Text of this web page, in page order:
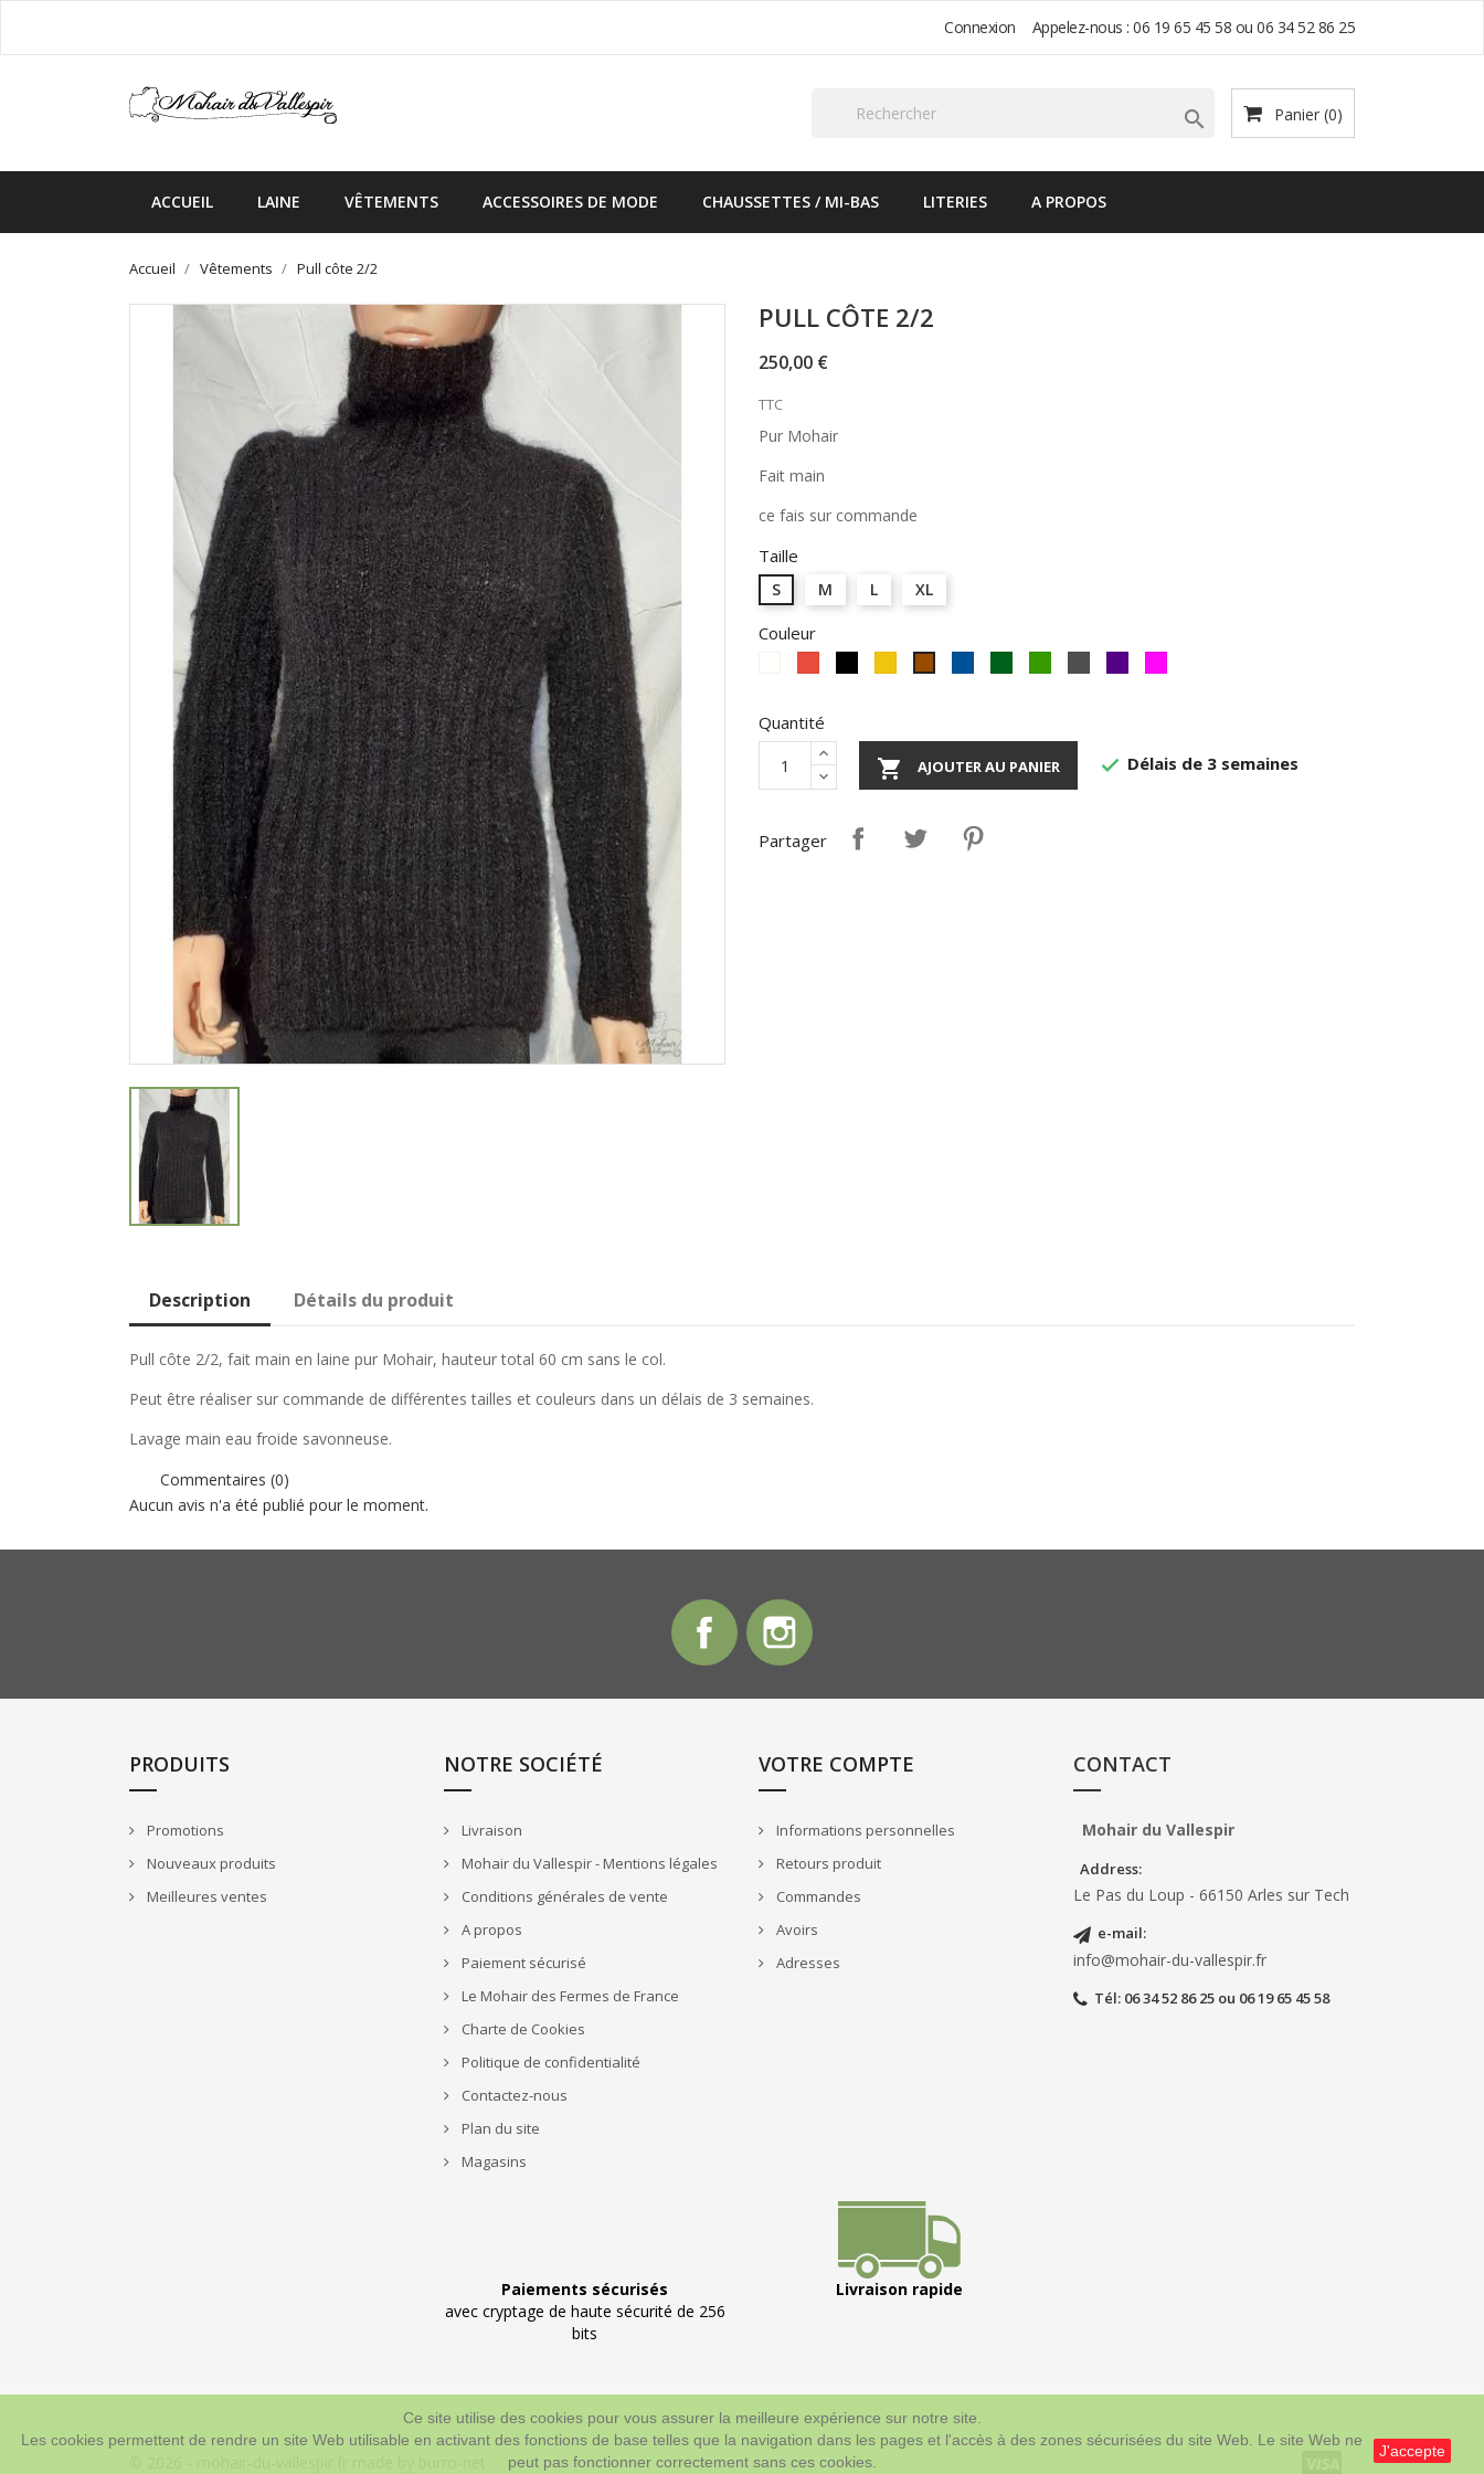
Connexion Appelez-nous : 06 19 65 45 58 ou 06 34 52 86 25
Panier (0)

ACCUEIL LAINE VÊTEMENTS ACCESSOIRES DE MODE CHAUSSETTES / MI-BAS LITERIES A PROPOS
Accueil Vêtements Pull côte 2/2
PULL CÔTE 2/2
250,00 €
TTC
Pur Mohair
Fait main
ce fais sur commande
Taille
S M L XL
Couleur
Quantité
 AJOUTER AU PANIER  Délais de 3 semaines
Partager
Description Détails du produit
Pull côte 2/2, fait main en laine pur Mohair, hauteur total 60 cm sans le col.
Peut être réaliser sur commande de différentes tailles et couleurs dans un délais de 3 semaines.
Lavage main eau froide savonneuse.
Commentaires (0)
Aucun avis n'a été publié pour le moment.
Facebook
PRODUITS
Promotions
Nouveaux produits
Meilleures ventes
NOTRE SOCIÉTÉ
Livraison
Mohair du Vallespir - Mentions légales
Conditions générales de vente
A propos
Paiement sécurisé
Le Mohair des Fermes de France
Charte de Cookies
Politique de confidentialité
Contactez-nous
Plan du site
Magasins
VOTRE COMPTE
Informations personnelles
Retours produit
Commandes
Avoirs
Adresses
CONTACT
Mohair du Vallespir
Address:
Le Pas du Loup - 66150 Arles sur Tech
e-mail:
info@mohair-du-vallespir.fr
Tél: 06 34 52 86 25 ou 06 19 65 45 58
Ce site utilise des cookies pour vous assurer la meilleure expérience sur notre site.
Les cookies permettent de rendre un site Web utilisable en activant des fonctions de base telles que la navigation dans les pages et l'accès à des zones sécurisées du site Web. Le site Web ne
peut pas fonctionner correctement sans ces cookies.
J'accepte
Paiements sécurisés
avec cryptage de haute sécurité de 256
bits
Livraison rapide